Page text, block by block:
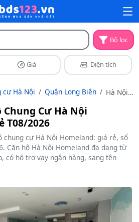
Bộ lọc
Giá Diện tích
cư Hà Nội Quận Long Biên
Hà Nội
Chung Cư Hà Nội
T08/2026
chung cư Hà Nội Homeland: giá rẻ, sổ
Căn hộ Hà Nội Homeland đa dạng từ
có hỗ trợ vay ngân hàng, sang tên